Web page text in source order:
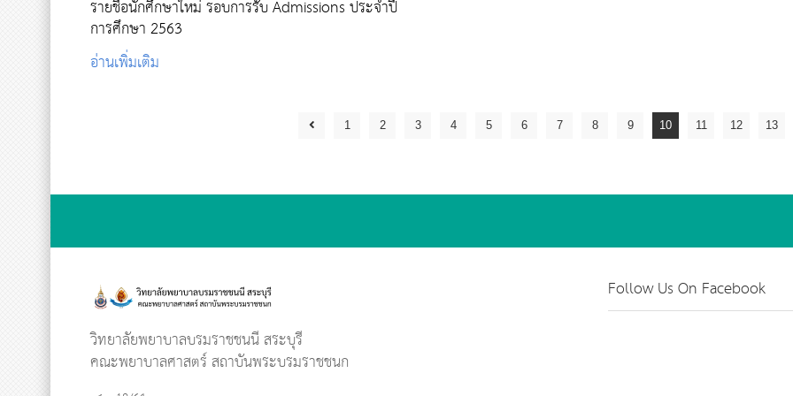
รายชื่อนักศึกษาใหม่ รอบการรับ Admissions ประจำปี
การศึกษา 2563
อ่านเพิ่มเติม
1 2 3 4 5 6 7 8 9 10 11 12 13
วิทยาลัยพยาบาลบรมราชชนนี สระบุรี
คณะพยาบาลศาสตร์ สถาบันพระบรมราชชนก
Follow Us On Facebook